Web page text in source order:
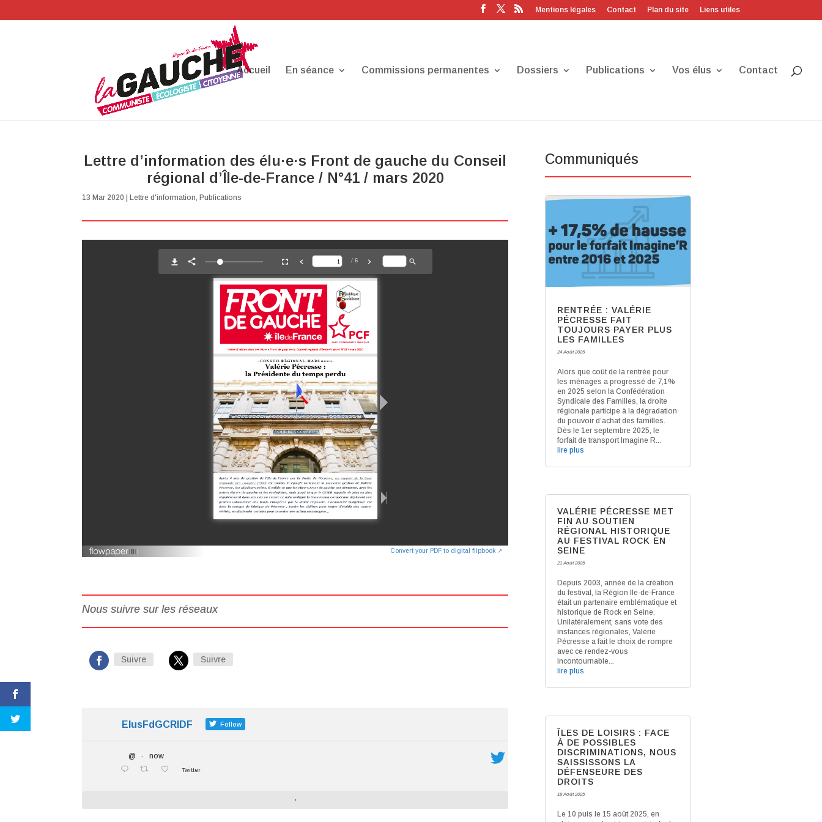
Mentions légales Contact Plan du site Liens utiles
Accueil En séance Commissions permanentes Dossiers Publications Vos élus Contact
Lettre d’information des élu·e·s Front de gauche du Conseil
régional d’Île-de-France / N°41 / mars 2020
13 Mar 2020 |Lettre d'information ,Publications
Convert your PDF to digital flipbook ↗
Nous suivre sur les réseaux
Suivre Suivre
ElusFdGCRIDF Follow
@ · now
Twitter
Communiqués
RENTRÉE : VALÉRIE
PÉCRESSE FAIT
TOUJOURS PAYER PLUS
LES FAMILLES
24 Août 2025
Alors que coût de la rentrée pour
les ménages a progressé de 7,1%
en 2025 selon la Confédération
Syndicale des Familles, la droite
régionale participe à la dégradation
du pouvoir d’achat des familles.
Dès le 1er septembre 2025, le
forfait de transport Imagine R...
lire plus
VALÉRIE PÉCRESSE MET
FIN AU SOUTIEN
RÉGIONAL HISTORIQUE
AU FESTIVAL ROCK EN
SEINE
21 Août 2025
Depuis 2003, année de la création
du festival, la Région Ile-de-France
était un partenaire emblématique et
historique de Rock en Seine.
Unilatéralement, sans vote des
instances régionales, Valérie
Pécresse a fait le choix de rompre
avec ce rendez-vous
incontournable...
lire plus
ÎLES DE LOISIRS : FACE
À DE POSSIBLES
DISCRIMINATIONS, NOUS
SAISSISSONS LA
DÉFENSEURE DES
DROITS
18 Août 2025
Le 10 puis le 15 août 2025, en